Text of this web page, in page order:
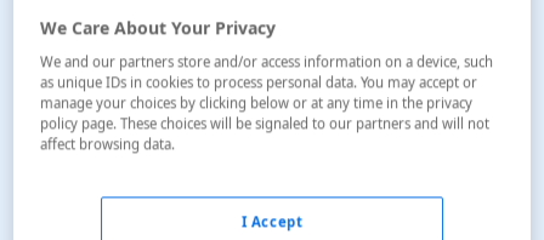
We Care About Your Privacy
We and our partners store and/or access information on a device, such
as unique IDs in cookies to process personal data. You may accept or
manage your choices by clicking below or at any time in the privacy
policy page. These choices will be signaled to our partners and will not
affect browsing data.
I Accept